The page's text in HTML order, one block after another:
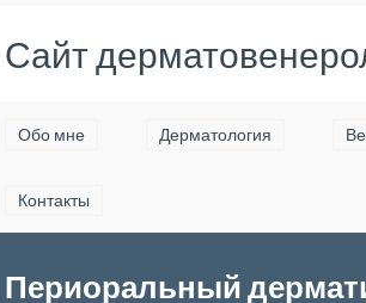
Сайт
Обо мне Дерматология
Контакты
Периоральный